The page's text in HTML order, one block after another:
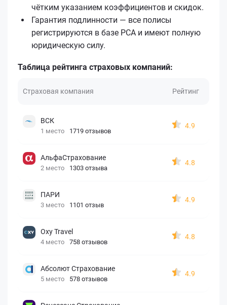
чётким указанием коэффициентов и скидок.
Гарантия подлинности — все полисы
регистрируются в базе РСА и имеют полную
юридическую силу.
Таблица рейтинга страховых компаний:
Страховая компания Рейтинг
ВСК
1 место 1719 отзывов
4.9
АльфаСтрахование
2 место 1303 отзыва
4.8
ПАРИ
3 место 1101 отзыв
4.9
Oxy Travel
4 место 758 отзывов
4.8
Абсолют Страхование
5 место 578 отзывов
4.9